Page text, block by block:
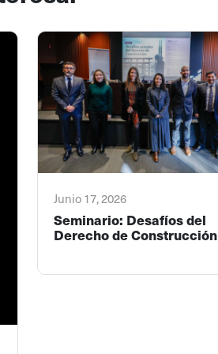
Junio 17, 2026
Seminario: Desafíos del
Derecho de Construcción